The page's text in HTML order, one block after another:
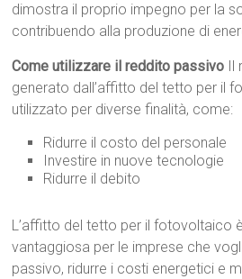
dimostra il proprio impegno per la
contribuendo alla produzione di
Come utilizzare il reddito passivo
generato dall’affitto del tetto per il
utilizzato per diverse finalità, come:
Ridurre il costo del personale
Investire in nuove tecnologie
Ridurre il debito
L’affitto del tetto per il fotovoltaico
vantaggiosa per le imprese che
passivo, ridurre i costi energetici e